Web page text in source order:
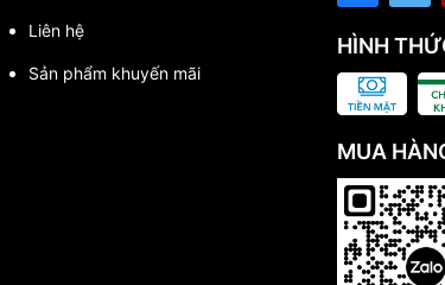
Liên hệ
Sản phẩm khuyến mãi
HÌNH
MUA